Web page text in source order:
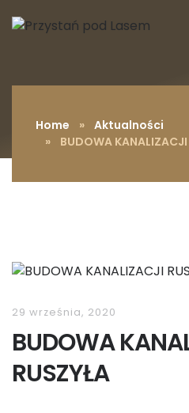
Home » Aktualności
» BUDOWA KANALIZACJI
29 września, 2020
BUDOWA
RUSZYŁA